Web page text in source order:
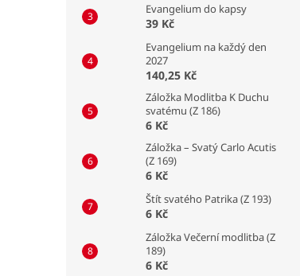
Evangelium do kapsy
39 Kč
Evangelium na každý den
2027
140,25 Kč
Záložka Modlitba K Duchu
svatému (Z 186)
6 Kč
Záložka – Svatý Carlo Acutis
(Z 169)
6 Kč
Štít svatého Patrika (Z 193)
6 Kč
Záložka Večerní modlitba (Z
189)
6 Kč